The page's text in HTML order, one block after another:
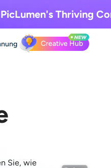
Thriving
Creative Hub
Sie, wie